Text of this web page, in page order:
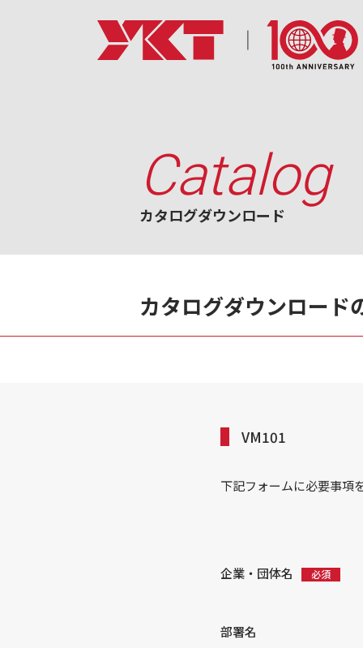
Catalog
カタログダウンロード
カタログダウンロード
VM101
下記フォームに必要事項
企業・団体名
部署名